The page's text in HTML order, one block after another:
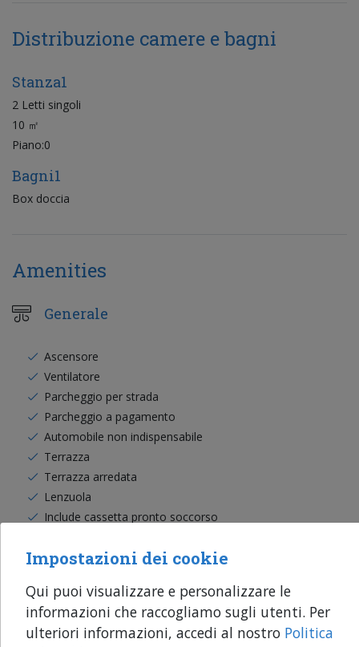
Distribuzione camere e bagni
Stanza1
2 Letti singoli
10 ㎡
Piano:0
Bagni1
Box doccia
Amenities
Generale
Ascensore
Ventilatore
Parcheggio per strada
Parcheggio a pagamento
Automobile non indispensabile
Terrazza
Terrazza arredata
Lenzuola
Include cassetta pronto soccorso
Culle
Box doccia
Acqua calda
Asciugamani
Impostazioni dei cookie
Qui puoi visualizzare e personalizzare le
informazioni che raccogliamo sugli utenti. Per
ulteriori informazioni, accedi al nostro Politica